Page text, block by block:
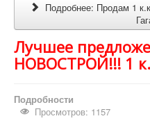
Подробнее: Продам 1
Лучшее
НОВОСТРОЙ!!! 1
Подробности
Просмотров: 1157